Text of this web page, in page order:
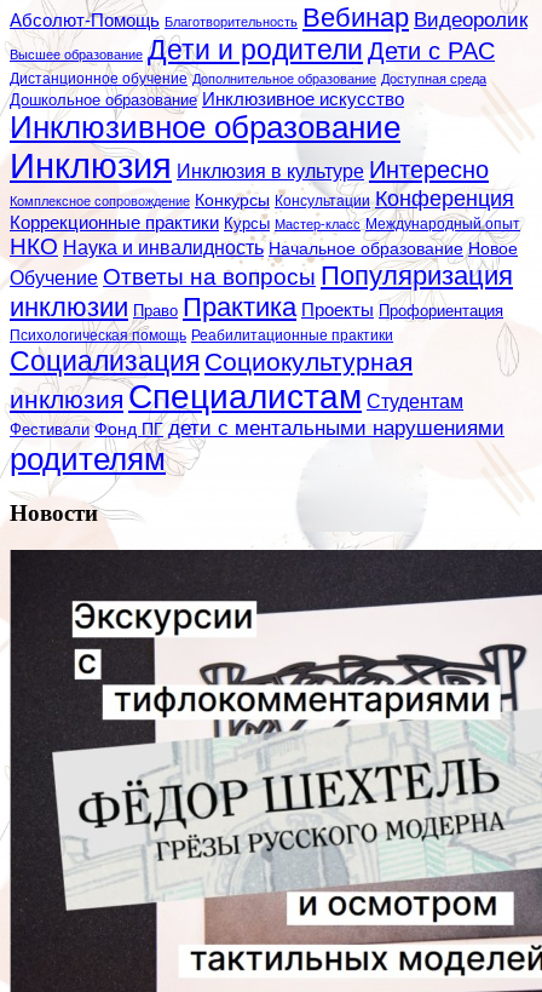
Абсолют-Помощь Благотворительность Вебинар Видеоролик
Высшее образование Дети и родители Дети с РАС
Дистанционное обучение Дополнительное образование Доступная среда
Дошкольное образование Инклюзивное искусство
Инклюзивное образование
Инклюзия Инклюзия в культуре Интересно
Комплексное сопровождение Конкурсы Консультации Конференция
Коррекционные практики Курсы Мастер-класс Международный опыт
НКО Наука и инвалидность Начальное образование Новое
Обучение Ответы на вопросы Популяризация
инклюзии Право Практика Проекты Профориентация
Психологическая помощь Реабилитационные практики
Социализация Социокультурная
инклюзия Специалистам Студентам
Фестивали Фонд ПГ дети с ментальными нарушениями
родителям
Новости